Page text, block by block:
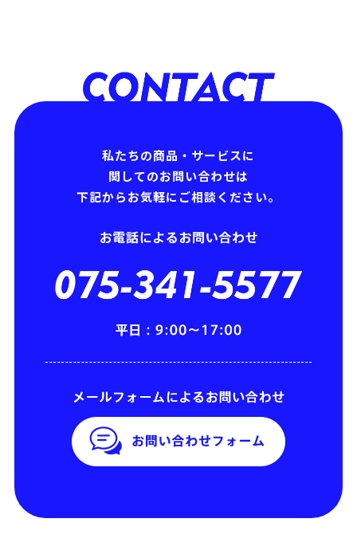
私たちの商品・サービスに
関してのお問い合わせは
下記からお気軽にご相談ください。